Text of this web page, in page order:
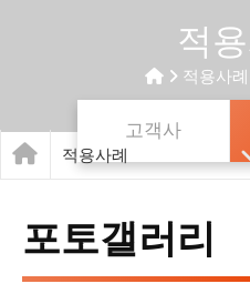
적
적용사례
고객사
적용사례
포토갤러리